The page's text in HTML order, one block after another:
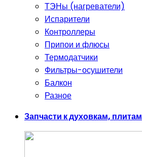
ТЭНы (нагреватели)
Испарители
Контроллеры
Припои и флюсы
Термодатчики
Фильтры-осушители
Балкон
Разное
Запчасти к духовкам, плитам